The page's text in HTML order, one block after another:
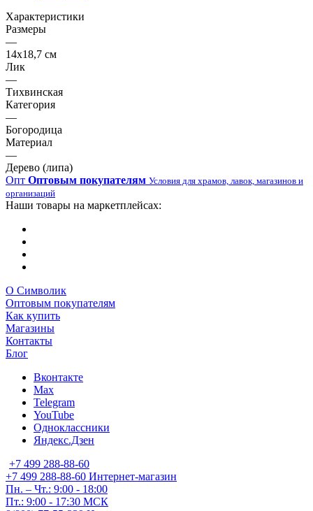
Характеристики
Размеры
—
14х18,7 см
Лик
—
Тихвинская
Категория
—
Богородица
Материал
—
Дерево (липа)
Опт Оптовым покупателям Условия для храмов, лавок, магазинов и
организаций
Наши товары на маркетплейсах:
О Символик
Оптовым покупателям
Как купить
Магазины
Контакты
Блог
Вконтакте
Max
Telegram
YouTube
Одноклассники
Яндекс.Дзен
+7 499 288-88-60
+7 499 288-88-60 Интернет-магазин
Пн. – Чт.: 9:00 - 18:00
Пт.: 9:00 - 17:30 МСК